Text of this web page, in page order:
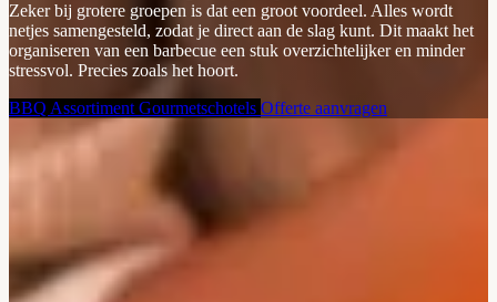
Zeker bij grotere groepen is dat een groot voordeel. Alles wordt
netjes samengesteld, zodat je direct aan de slag kunt. Dit maakt het
organiseren van een barbecue een stuk overzichtelijker en minder
stressvol. Precies zoals het hoort.
BBQ Assortiment Gourmetschotels Offerte aanvragen